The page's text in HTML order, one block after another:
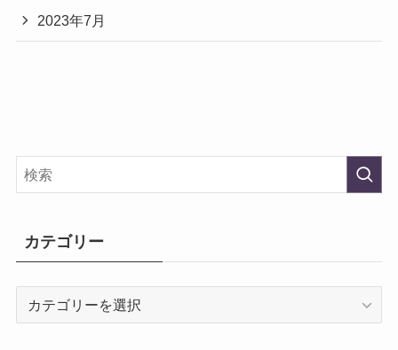
2023年7月
カテゴリー